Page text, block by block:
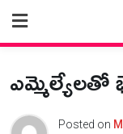
content
ఎమ్మెల్యేలతో
Posted on